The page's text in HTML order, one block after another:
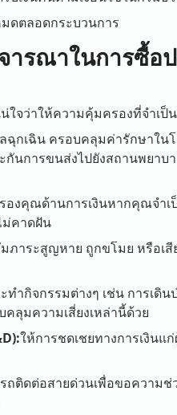
ดตลอดกระบวนการ
รณาในการซื้อป
ใจว่าให้ความคุ้มครองที่จำเป็
ฉุกเฉิน ครอบคลุมค่ารักษาใน
กันการขนส่งไปยังสถานพยา
องคุณด้านการเงินหากคุณจำเ
ม่คาดฝัน
าระสูญหาย ถูกขโมย หรือเสี
ำกิจกรรมต่างๆ เช่น การเดิน
ลุมความเสี่ยงเหล่านี้ด้วย
ให้การชดเชยทางการเงิน
ถติดต่อสายด่วนเพื่อขอความ